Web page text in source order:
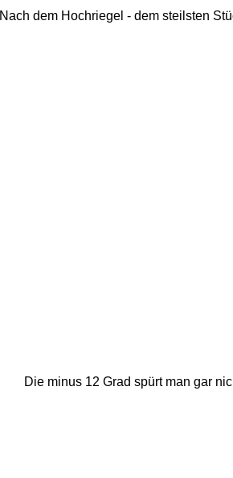
Nach dem Hochriegel - dem steilsten
Die minus 12 Grad spürt man gar